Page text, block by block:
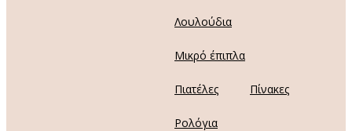
Λουλούδια
Μικρό έπιπλα
Πιατέλες Πίνακες
Ρολόγια